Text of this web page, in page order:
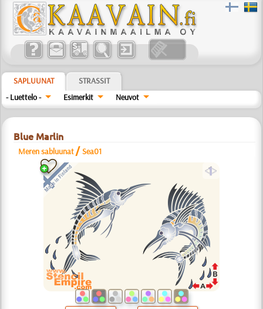
SAPLUUNAT
STRASSIT
- Luettelo -
Esimerkit Neuvot
Blue Marlin
Meren sabluunat /Sea01
a